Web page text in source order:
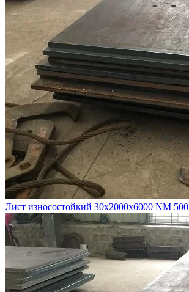
Лист износостойкий 30х2000х6000 NM 500